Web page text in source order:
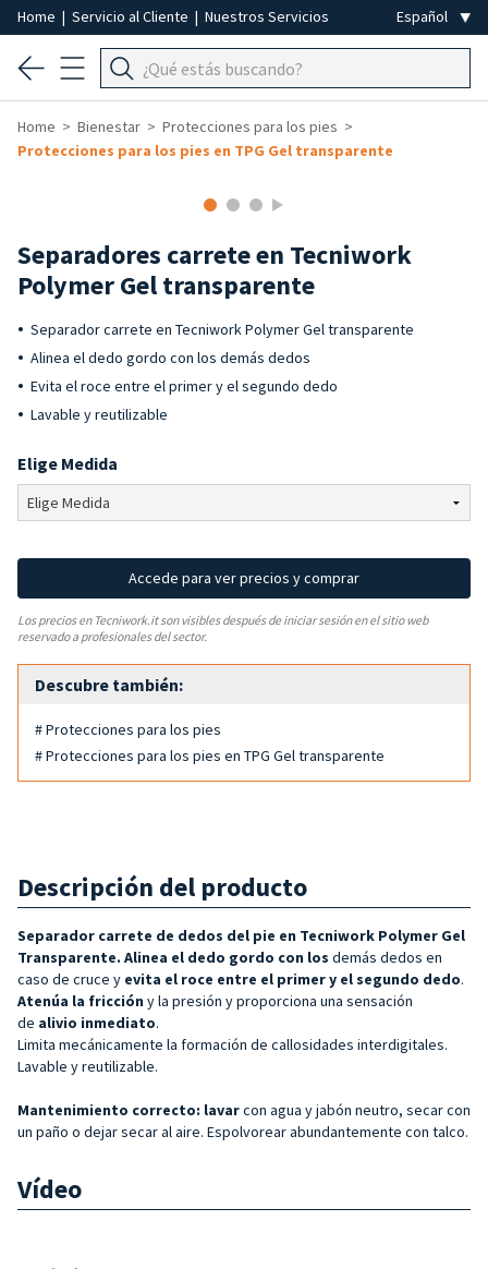
Home | Servicio al Cliente | Nuestros Servicios
Home Bienestar
Protecciones para los pies
Protecciones para los pies en TPG Gel transparente
Separadores carrete en Tecniwork
Polymer Gel transparente
Separador carrete en Tecniwork Polymer Gel transparente
Alinea el dedo gordo con los demás dedos
Evita el roce entre el primer y el segundo dedo
Lavable y reutilizable
Elige Medida
Accede para ver precios y comprar
Los precios en Tecniwork.it son visibles después de iniciar sesión en el sitio web
reservado a profesionales del sector.
Descubre también:
# Protecciones para los pies
# Protecciones para los pies en TPG Gel transparente
Descripción del producto
Separador carrete de dedos del pie en Tecniwork Polymer Gel
Transparente. Alinea el dedo gordo con los demás dedos en
caso de cruce y evita el roce entre el primer y el segundo dedo.
Atenúa la fricción y la presión y proporciona una sensación
de alivio inmediato.
Limita mecánicamente la formación de callosidades interdigitales.
Lavable y reutilizable.
Mantenimiento correcto: lavarcon agua y jabón neutro, secar con
un paño o dejar secar al aire. Espolvorear abundantemente con talco.
Vídeo